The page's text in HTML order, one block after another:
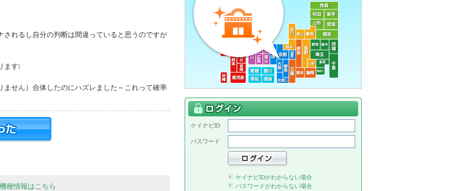
れるし自分の判断は間違っていると思うのですが
す❕
せん）合体したのにハズレました～これって確率
種情報はこちら
ケイナビID
パスワード
ケイナビIDがわからない場合
パスワードがわからない場合